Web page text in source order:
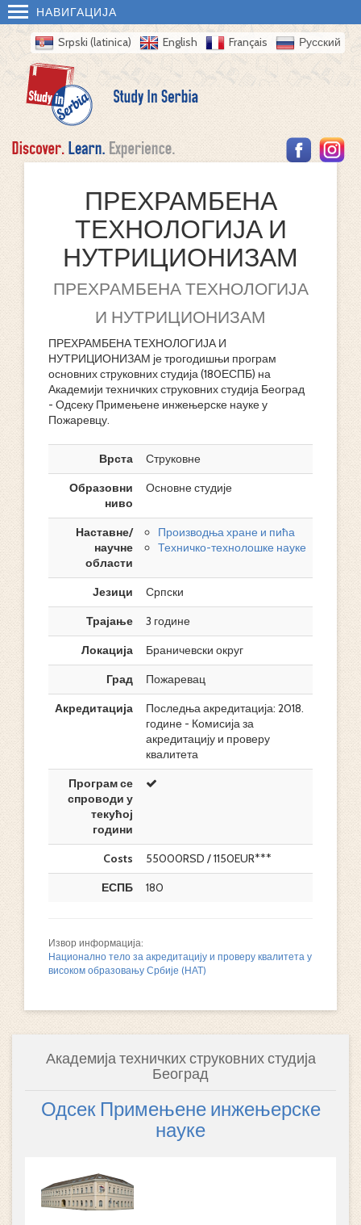
НАВИГАЦИЈА
Srpski (latinica) English Français Русский
ПРЕХРАМБЕНА
ТЕХНОЛОГИЈА И
НУТРИЦИОНИЗАМ
ПРЕХРАМБЕНА ТЕХНОЛОГИЈА
И НУТРИЦИОНИЗАМ
ПРЕХРАМБЕНА ТЕХНОЛОГИЈА И
НУТРИЦИОНИЗАМ је трогодишњи програм
основних струковних студија (180ЕСПБ) на
Академији техничких струковних студија Београд
- Одсеку Примењене инжењерске науке у
Пожаревцу.
Врста
Струковне
Образовни
ниво
Основне студије
Наставне/
научне
области
Производња хране и пића
Техничко-технолошке науке
Језици
Српски
Трајање
3 године
Локација
Браничевски округ
Град
Пожаревац
Акредитација
Последња акредитација: 2018.
године - Комисија за
акредитацију и проверу
квалитета
Програм се
спроводи у
текућој
години
Costs
55000RSD / 1150EUR***
ЕСПБ
180
Извор информација:
Национално тело за акредитацију и проверу квалитета у
високом образовању Србије (НАТ)
Академија техничких струковних студија
Београд
Одсек Примењене инжењерске
науке